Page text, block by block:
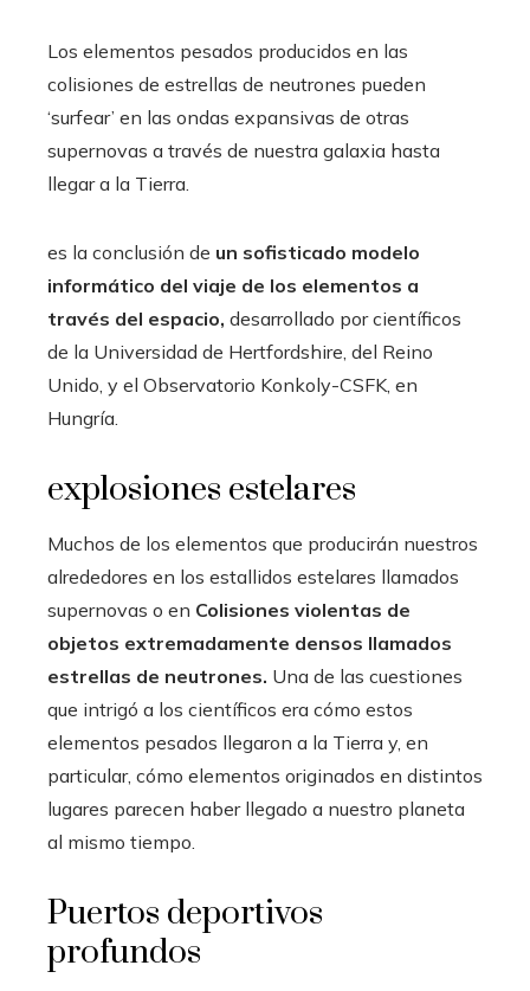
Los elementos pesados ​​​​producidos en las
colisiones de estrellas de neutrones pueden
‘surfear’ en las ondas expansivas de otras
supernovas a través de nuestra galaxia hasta
llegar a la Tierra.
es la conclusión de un sofisticado modelo
informático del viaje de los elementos a
través del espacio, desarrollado por científicos
de la Universidad de Hertfordshire, del Reino
Unido, y el Observatorio Konkoly-CSFK, en
Hungría.
explosiones estelares
Muchos de los elementos que producirán nuestros
alrededores en los estallidos estelares llamados
supernovas o en Colisiones violentas de
objetos extremadamente densos llamados
estrellas de neutrones. Una de las cuestiones
que intrigó a los científicos era cómo estos
elementos pesados ​​llegaron a la Tierra y, en
particular, cómo elementos originados en distintos
lugares parecen haber llegado a nuestro planeta
al mismo tiempo.
Puertos deportivos
profundos